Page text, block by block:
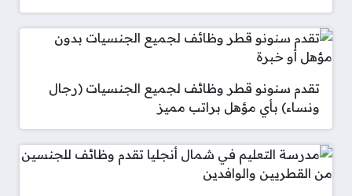
تقدم سنونو قطر وظائف لجميع الجنسيات (رجال
ونساء) بأي مؤهل براتب مميز